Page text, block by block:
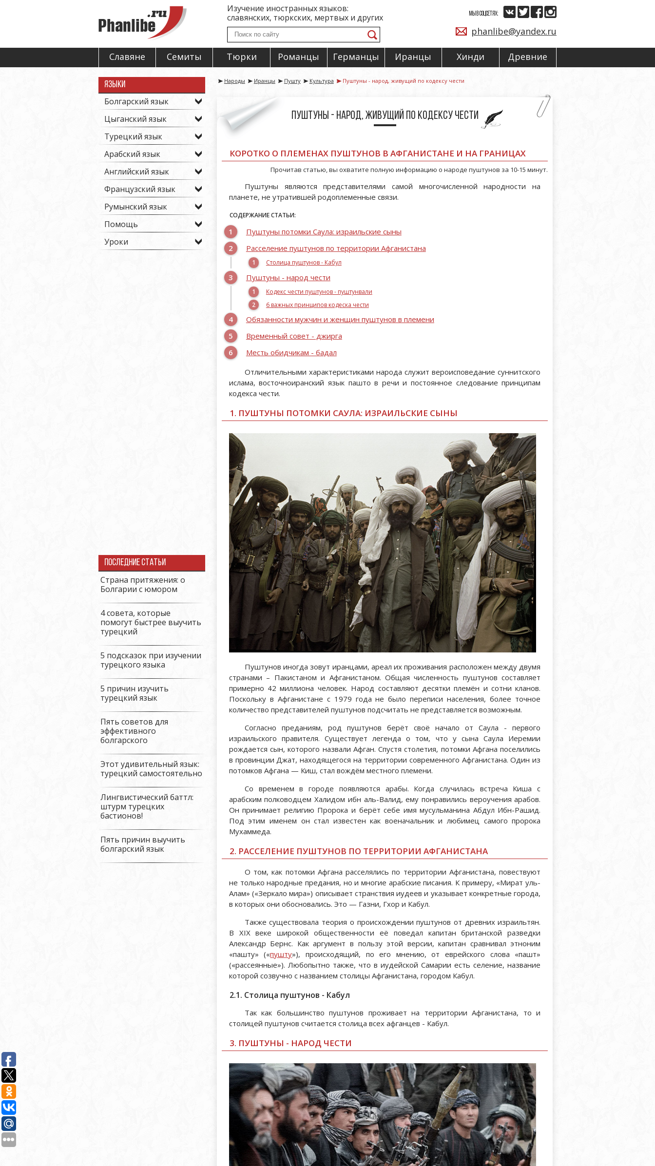
Изучение иностранных языков:
славянских, тюркских, мертвых и других
МЫ В СОЦСЕТЯХ:
phanlibe@yandex.ru
Славяне Семиты Тюрки Романцы Германцы Иранцы Хинди Древние
Языки
Болгарский язык
Цыганский язык
Турецкий язык
Арабский язык
Английский язык
Французский язык
Румынский язык
Помощь
Уроки
Последние статьи
Страна притяжения: о
Болгарии с юмором
4 совета, которые
помогут быстрее выучить
турецкий
5 подсказок при изучении
турецкого языка
5 причин изучить
турецкий язык
Пять советов для
эффективного
болгарского
Этот удивительный язык:
турецкий самостоятельно
Лингвистический баттл:
штурм турецких
бастионов!
Пять причин выучить
болгарский язык
Народы Иранцы Пушту Культура Пуштуны - народ, живущий по кодексу чести
Пуштуны - народ, живущий по кодексу чести
КОРОТКО О ПЛЕМЕНАХ ПУШТУНОВ В АФГАНИСТАНЕ И НА ГРАНИЦАХ
Прочитав статью, вы охватите полную информацию о народе пуштунов за 10-15 минут.
Пуштуны являются представителями самой многочисленной народности на
планете, не утратившей родоплеменные связи.
СОДЕРЖАНИЕ СТАТЬИ:
Пуштуны потомки Саула: израильские сыны
Расселение пуштунов по территории Афганистана
Столица пуштунов - Кабул
Пуштуны - народ чести
Кодекс чести пуштунов - пуштунвали
6 важных принципов кодеска чести
Обязанности мужчин и женщин пуштунов в племени
Временный совет - джирга
Месть обидчикам - бадал
Отличительными характеристиками народа служит вероисповедание суннитского
ислама, восточноиранский язык пашто в речи и постоянное следование принципам
кодекса чести.
1. ПУШТУНЫ ПОТОМКИ САУЛА: ИЗРАИЛЬСКИЕ СЫНЫ
Пуштунов иногда зовут иранцами, ареал их проживания расположен между двумя
странами – Пакистаном и Афганистаном. Общая численность пуштунов составляет
примерно 42 миллиона человек. Народ составляют десятки племён и сотни кланов.
Поскольку в Афганистане с 1979 года не было переписи населения, более точное
количество представителей пуштунов подсчитать не представляется возможным.
Согласно преданиям, род пуштунов берёт своё начало от Саула - первого
израильского правителя. Существует легенда о том, что у сына Саула Иеремии
рождается сын, которого назвали Афган. Спустя столетия, потомки Афгана поселились
в провинции Джат, находящегося на территории современного Афганистана. Один из
потомков Афгана — Киш, стал вождём местного племени.
Со временем в городе появляются арабы. Когда случилась встреча Киша с
арабским полководцем Халидом ибн аль-Валид, ему понравились вероучения арабов.
Он принимает религию Пророка и берёт себе имя мусульманина Абдул Ибн-Рашид.
Под этим именем он стал известен как военачальник и любимец самого пророка
Мухаммеда.
2. РАССЕЛЕНИЕ ПУШТУНОВ ПО ТЕРРИТОРИИ АФГАНИСТАНА
О том, как потомки Афгана расселялись по территории Афганистана, повествуют
не только народные предания, но и многие арабские писания. К примеру, «Мират уль-
Алам» («Зеркало мира») описывает странствия иудеев и указывает конкретные города,
в которых они обосновались. Это — Газни, Гхор и Кабул.
Также существовала теория о происхождении пуштунов от древних израильтян.
В XIX веке широкой общественности её поведал капитан британской разведки
Александр Бернс. Как аргумент в пользу этой версии, капитан сравнивал этноним
«пашту» («пушту»), происходящий, по его мнению, от еврейского слова «пашт»
(«рассеянные»). Любопытно также, что в иудейской Самарии есть селение, название
которой созвучно с названием столицы Афганистана, городом Кабул.
2.1. Столица пуштунов - Кабул
Так как большинство пуштунов проживает на территории Афганистана, то и
столицей пуштунов считается столица всех афганцев - Кабул.
3. ПУШТУНЫ - НАРОД ЧЕСТИ